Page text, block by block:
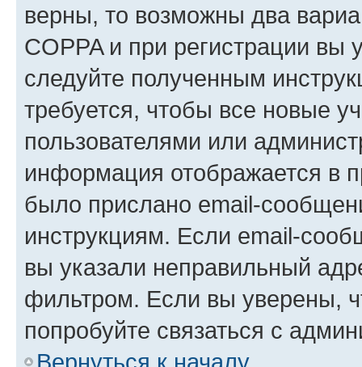
верны, то возможны два
COPPA и при регистрации вы
следуйте полученным
требуется, чтобы все новые
пользователями или
информация отображается в
было прислано email-
инструкциям. Если email-
вы указали неправильный
фильтром. Если вы уверены,
попробуйте связаться с
Вернуться к началу